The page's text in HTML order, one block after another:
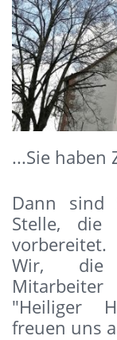
...Sie haben
Dann sind
Stelle,
vorbereitet.
Wir, die
"Heiliger
freuen uns